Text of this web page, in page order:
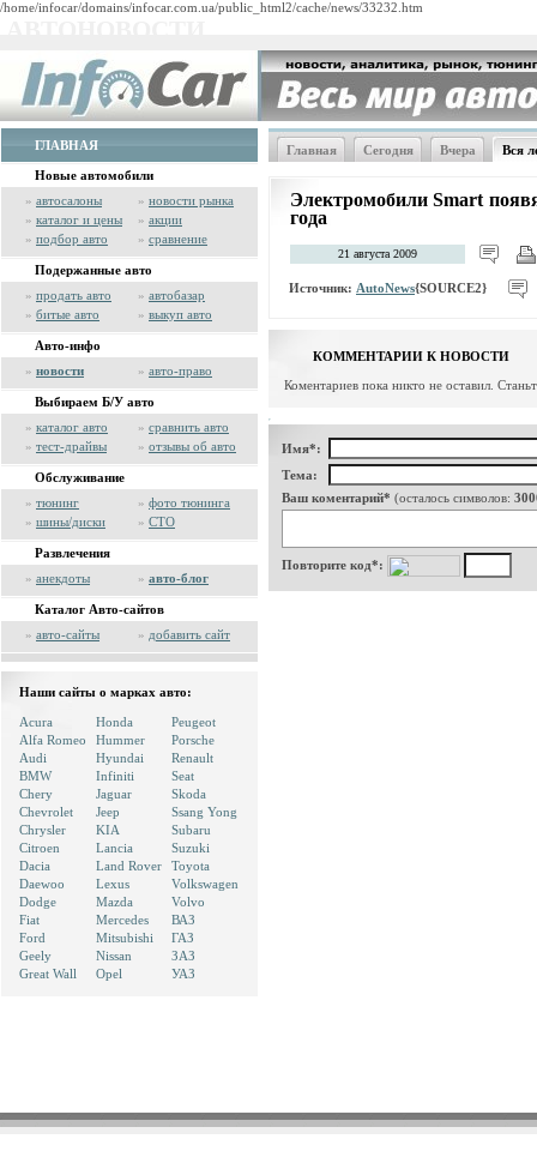
/home/infocar/domains/infocar.com.ua/public_html2/cache/news/33232.htm
ГЛАВНАЯ
Новые автомобили
» автосалоны » новости рынка
» каталог и цены » акции
» подбор авто » сравнение
Подержанные авто
» продать авто » автобазар
» битые авто » выкуп авто
Авто-инфо
» новости » авто-право
Выбираем Б/У авто
» каталог авто » сравнить авто
» тест-драйвы » отзывы об авто
Обслуживание
» тюнинг » фото тюнинга
» шины/диски » СТО
Развлечения
» анекдоты » авто-блог
Каталог Авто-сайтов
» авто-сайты » добавить сайт
Наши сайты о марках авто:
Acura
Alfa Romeo
Audi
BMW
Chery
Chevrolet
Chrysler
Citroen
Dacia
Daewoo
Dodge
Fiat
Ford
Geely
Great Wall
Honda
Hummer
Hyundai
Infiniti
Jaguar
Jeep
KIA
Lancia
Land Rover
Lexus
Mazda
Mercedes
Mitsubishi
Nissan
Opel
Peugeot
Porsche
Renault
Seat
Skoda
Ssang Yong
Subaru
Suzuki
Toyota
Volkswagen
Volvo
ВАЗ
ГАЗ
ЗАЗ
УАЗ
Главная Сегодня Вчера Вся
Электромобили Smart
года
21 августа 2009
Источник: AutoNews{SOURCE2}
КОММЕНТАРИИ К НОВОСТИ
Коментариев пока никто не оставил.
Имя*:
Тема:
Ваш коментарий* (осталось символов:
Повторите код*: